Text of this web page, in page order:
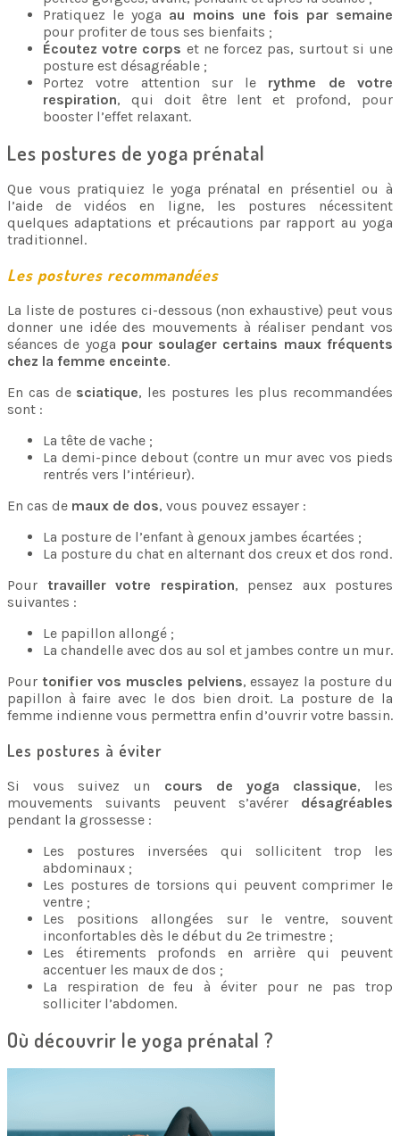
Pratiquez le yoga au moins une fois par semaine
pour profiter de tous ses bienfaits ;
Écoutez votre corps et ne forcez pas, surtout si une
posture est désagréable ;
Portez votre attention sur le rythme de votre
respiration, qui doit être lent et profond, pour
booster l’effet relaxant.
Les postures de yoga prénatal
Que vous pratiquiez le yoga prénatal en présentiel ou à
l’aide de vidéos en ligne, les postures nécessitent
quelques adaptations et précautions par rapport au yoga
traditionnel.
Les postures recommandées
La liste de postures ci-dessous (non exhaustive) peut vous
donner une idée des mouvements à réaliser pendant vos
séances de yoga pour soulager certains maux fréquents
chez la femme enceinte.
En cas de sciatique, les postures les plus recommandées
sont :
La tête de vache ;
La demi-pince debout (contre un mur avec vos pieds
rentrés vers l’intérieur).
En cas de maux de dos, vous pouvez essayer :
La posture de l’enfant à genoux jambes écartées ;
La posture du chat en alternant dos creux et dos rond.
Pour travailler votre respiration, pensez aux postures
suivantes :
Le papillon allongé ;
La chandelle avec dos au sol et jambes contre un mur.
Pour tonifier vos muscles pelviens, essayez la posture du
papillon à faire avec le dos bien droit. La posture de la
femme indienne vous permettra enfin d’ouvrir votre bassin.
Les postures à éviter
Si vous suivez un cours de yoga classique, les
mouvements suivants peuvent s’avérer désagréables
pendant la grossesse :
Les postures inversées qui sollicitent trop les
abdominaux ;
Les postures de torsions qui peuvent comprimer le
ventre ;
Les positions allongées sur le ventre, souvent
inconfortables dès le début du 2e trimestre ;
Les étirements profonds en arrière qui peuvent
accentuer les maux de dos ;
La respiration de feu à éviter pour ne pas trop
solliciter l’abdomen.
Où découvrir le yoga prénatal ?